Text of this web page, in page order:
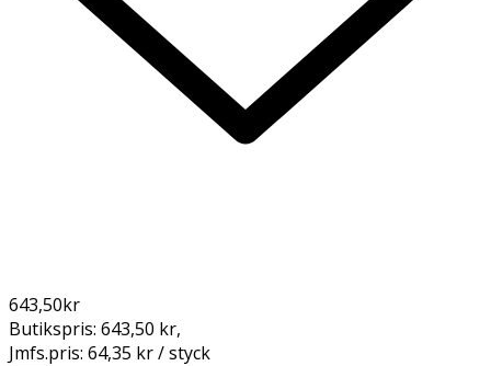
643,50kr
Butikspris: 643,50 kr,
Jmfs.pris: 64,35 kr / styck